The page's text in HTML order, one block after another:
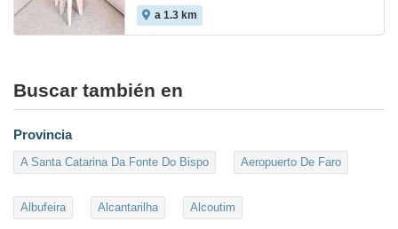
a 1.3 km
Buscar también en
Provincia
A Santa Catarina Da Fonte Do Bispo Aeropuerto De Faro
Albufeira Alcantarilha Alcoutim